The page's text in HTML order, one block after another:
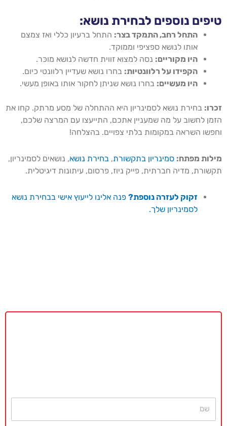
טיפים נוספים לבחירת נושא:
התחל רחב, התמקד בצר: התחל ברעיון כללי ואז צמצם
אותו לנושא ספציפי וממוקד.
היו מקוריים: נסה למצוא זווית חדשה לנושא מוכּר.
הקפידו על רלוונטיות: בחרו נושא שעדיין רלוונטי כיום.
היו מעשיים: בחרו נושא שניתן לחקור אותו באופן מעשי.
זכרו: בחירת נושא לסמינריון היא ההתחלה של מסע מרתק. קחו את
הזמן לחשוב על מה שמעניין אתכם, התייעצו עם המרצה שלכם,
וחפשו השראה במקומות בלתי צפויים. בהצלחה!
מילות מפתח: סמינריון בתקשורת, בחירת נושא, נושאים לסמינריון,
תקשורת, מדיה חברתית, פייק ניוז, פרסום, עיתונות דיגיטלית.
זקוק לעזרה נוספת? פנה אלינו לייעוץ אישי בבחירת נושא
לסמינריון שלך.